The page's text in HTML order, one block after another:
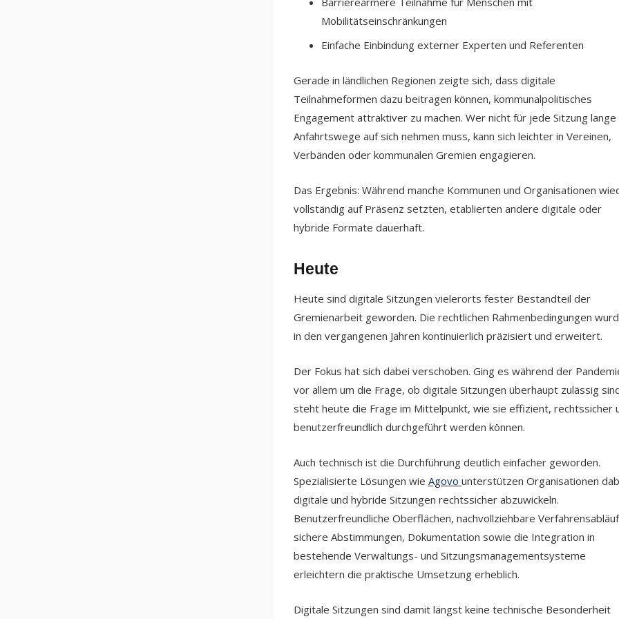
Mobilitätseinschränkungen
Einfache Einbindung externer Experten und Referenten
Gerade in ländlichen Regionen zeigte sich, dass digitale
Teilnahmeformen dazu beitragen können, kommunalpolitisches
Engagement attraktiver zu machen. Wer nicht für jede Sitzung lange
Anfahrtswege auf sich nehmen muss, kann sich leichter in Vereinen,
Verbänden oder kommunalen Gremien engagieren.
Das Ergebnis: Während manche Kommunen und Organisationen
vollständig auf Präsenz setzten, etablierten andere digitale oder
hybride Formate dauerhaft.
Heute
Heute sind digitale Sitzungen vielerorts fester Bestandteil der
Gremienarbeit geworden. Die rechtlichen Rahmenbedingungen
in den vergangenen Jahren kontinuierlich präzisiert und erweitert.
Der Fokus hat sich dabei verschoben. Ging es während der
vor allem um die Frage, ob digitale Sitzungen überhaupt zulässig
steht heute die Frage im Mittelpunkt, wie sie effizient, rechtssicher
benutzerfreundlich durchgeführt werden können.
Auch technisch ist die Durchführung deutlich einfacher geworden.
Spezialisierte Lösungen wie Agovo unterstützen Organisationen
digitale und hybride Sitzungen rechtssicher abzuwickeln.
Benutzerfreundliche Oberflächen, nachvollziehbare
sichere Abstimmungen, Dokumentation sowie die Integration in
bestehende Verwaltungs- und Sitzungsmanagementsysteme
erleichtern die praktische Umsetzung erheblich.
Digitale Sitzungen sind damit längst keine technische Besonderheit